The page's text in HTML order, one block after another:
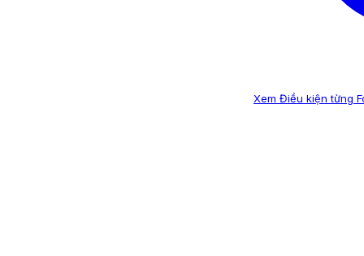
Xem Điều kiện từng